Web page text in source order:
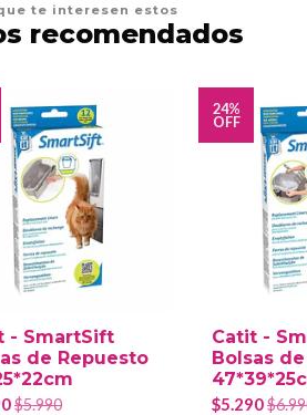
te interesen estos
recomendados
- SmartSift
de Repuesto
$5.990
24%
OFF
Catit -
Bolsas
$5.290